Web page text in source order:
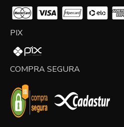
PIX
COMPRA SEGURA